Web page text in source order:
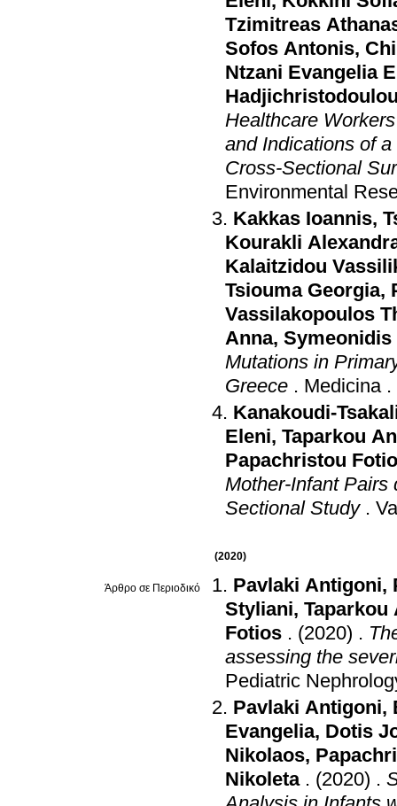
Tzimitreas
Sofos Antonis,
Ntzani Evangelia
Healthcare
and Indications of
Cross-Sectional
Environmental
Kakkas Ioannis,
Kourakli
Kalaitzidou
Tsiouma Georgia,
Vassilakopoulos
Anna,
Mutations in
Greece . Medicina .
Kanakoudi-
Eleni, Taparkou
Papachristou
Mother-Infant Pairs
Sectional Study .
(2020)
Άρθρο σε Περιοδικό Pavlaki Antigoni,
Styliani, Taparkou
Fotios . (2020) .
assessing the
Pediatric
Pavlaki Antigoni,
Evangelia, Dotis
Nikolaos,
Nikoleta . (2020) .